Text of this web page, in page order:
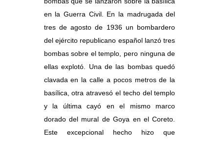
en la Guerra Civil. En la madrugada del
tres de agosto de 1936 un bombardero
del ejército republicano español lanzó tres
bombas sobre el templo, pero ninguna de
ellas explotó. Una de las bombas quedó
clavada en la calle a pocos metros de la
basílica, otra atravesó el techo del templo
y la última cayó en el mismo marco
dorado del mural de Goya en el Coreto.
Este excepcional hecho hizo que